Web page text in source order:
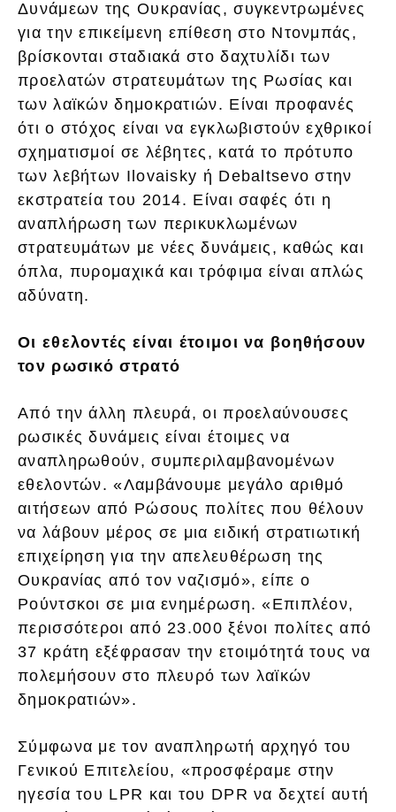
Δυνάμεων της Ουκρανίας, συγκεντρωμένες
για την επικείμενη επίθεση στο Ντονμπάς,
βρίσκονται σταδιακά στο δαχτυλίδι των
προελατών στρατευμάτων της Ρωσίας και
των λαϊκών δημοκρατιών. Είναι προφανές
ότι ο στόχος είναι να εγκλωβιστούν εχθρικοί
σχηματισμοί σε λέβητες, κατά το πρότυπο
των λεβήτων Ilovaisky ή Debaltsevo στην
εκστρατεία του 2014. Είναι σαφές ότι η
αναπλήρωση των περικυκλωμένων
στρατευμάτων με νέες δυνάμεις, καθώς και
όπλα, πυρομαχικά και τρόφιμα είναι απλώς
αδύνατη.
Οι εθελοντές είναι έτοιμοι να βοηθήσουν
τον ρωσικό στρατό
Από την άλλη πλευρά, οι προελαύνουσες
ρωσικές δυνάμεις είναι έτοιμες να
αναπληρωθούν, συμπεριλαμβανομένων
εθελοντών. «Λαμβάνουμε μεγάλο αριθμό
αιτήσεων από Ρώσους πολίτες που θέλουν
να λάβουν μέρος σε μια ειδική στρατιωτική
επιχείρηση για την απελευθέρωση της
Ουκρανίας από τον ναζισμό», είπε ο
Ρούντσκοι σε μια ενημέρωση. «Επιπλέον,
περισσότεροι από 23.000 ξένοι πολίτες από
37 κράτη εξέφρασαν την ετοιμότητά τους να
πολεμήσουν στο πλευρό των λαϊκών
δημοκρατιών».
Σύμφωνα με τον αναπληρωτή αρχηγό του
Γενικού Επιτελείου, «προσφέραμε στην
ηγεσία του LPR και του DPR να δεχτεί αυτή